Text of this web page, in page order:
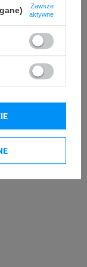
Zawsze
aktywne